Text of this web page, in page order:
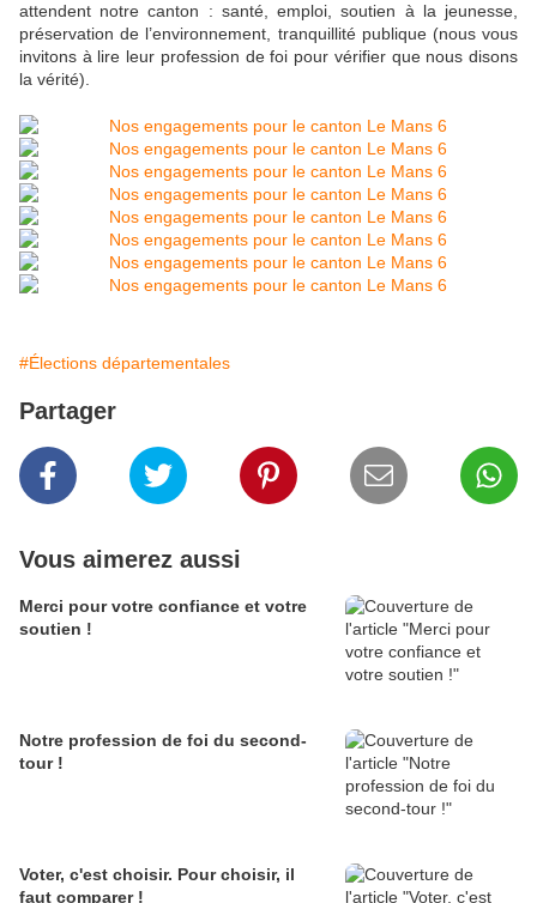
attendent notre canton : santé, emploi, soutien à la jeunesse,
préservation de l’environnement, tranquillité publique (nous vous
invitons à lire leur profession de foi pour vérifier que nous disons
la vérité).
#Élections départementales
Partager
Vous aimerez aussi
Merci pour votre confiance et votre
soutien !
Notre profession de foi du second-
tour !
Voter, c'est choisir. Pour choisir, il
faut comparer !